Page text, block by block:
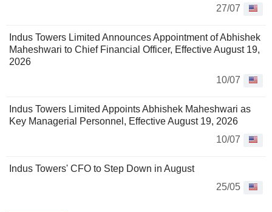
27/07
Indus Towers Limited Announces Appointment of Abhishek
Maheshwari to Chief Financial Officer, Effective August 19,
2026
10/07
Indus Towers Limited Appoints Abhishek Maheshwari as
Key Managerial Personnel, Effective August 19, 2026
10/07
Indus Towers' CFO to Step Down in August
25/05